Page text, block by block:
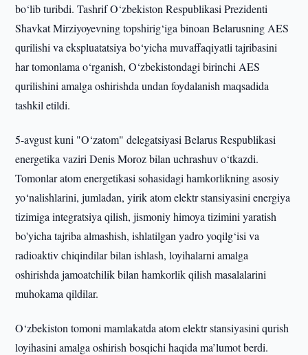
bo‘lib turibdi. Tashrif O‘zbekiston Respublikasi Prezidenti
Shavkat Mirziyoyevning topshirig‘iga binoan Belarusning AES
qurilishi va ekspluatatsiya bo‘yicha muvaffaqiyatli tajribasini
har tomonlama o‘rganish, O‘zbekistondagi birinchi AES
qurilishini amalga oshirishda undan foydalanish maqsadida
tashkil etildi.
5-avgust kuni "O‘zatom" delegatsiyasi Belarus Respublikasi
energetika vaziri Denis Moroz bilan uchrashuv o‘tkazdi.
Tomonlar atom energetikasi sohasidagi hamkorlikning asosiy
yo‘nalishlarini, jumladan, yirik atom elektr stansiyasini energiya
tizimiga integratsiya qilish, jismoniy himoya tizimini yaratish
bo'yicha tajriba almashish, ishlatilgan yadro yoqilg‘isi va
radioaktiv chiqindilar bilan ishlash, loyihalarni amalga
oshirishda jamoatchilik bilan hamkorlik qilish masalalarini
muhokama qildilar.
O‘zbekiston tomoni mamlakatda atom elektr stansiyasini qurish
loyihasini amalga oshirish bosqichi haqida ma’lumot berdi.